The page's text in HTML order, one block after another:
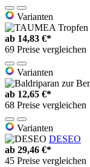
Varianten
ab 14,83 €*
69 Preise vergleichen
Varianten
ab 12,65 €*
68 Preise vergleichen
Varianten
DESEO
ab 29,46 €*
45 Preise vergleichen